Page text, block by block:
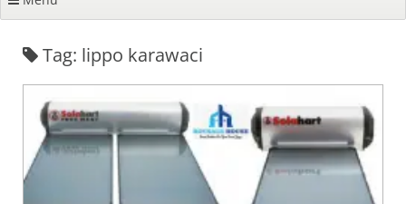
Tag: lippo karawaci